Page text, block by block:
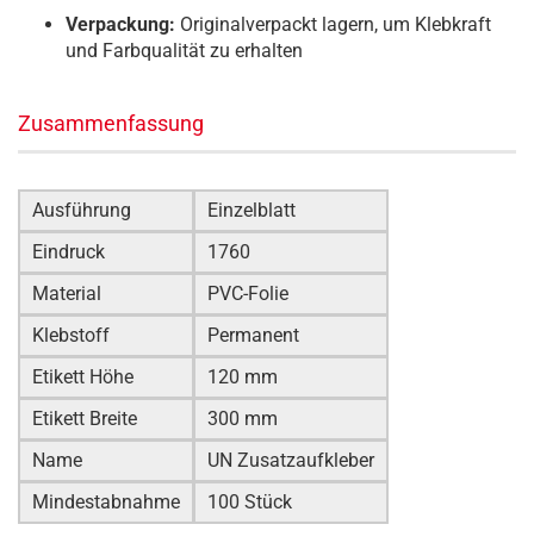
Verpackung: Originalverpackt lagern, um Klebkraft
und Farbqualität zu erhalten
Zusammenfassung
Ausführung
Einzelblatt
Eindruck
1760
Material
PVC-Folie
Klebstoff
Permanent
Etikett Höhe
120 mm
Etikett Breite
300 mm
Name
UN Zusatzaufkleber
Mindestabnahme
100 Stück